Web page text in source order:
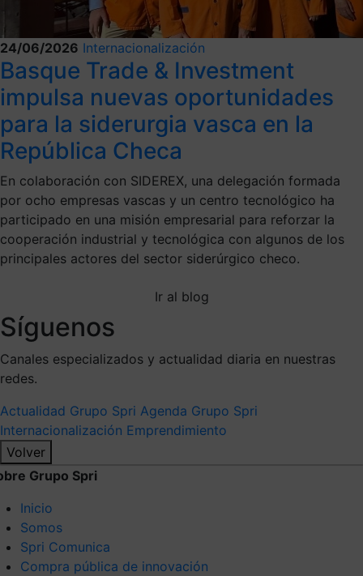
24/06/2026 Internacionalización
Basque Trade & Investment
impulsa nuevas oportunidades
para la siderurgia vasca en la
República Checa
En colaboración con SIDEREX, una delegación formada
por ocho empresas vascas y un centro tecnológico ha
participado en una misión empresarial para reforzar la
cooperación industrial y tecnológica con algunos de los
principales actores del sector siderúrgico checo.
Ir al blog
Síguenos
Canales especializados y actualidad diaria en nuestras
redes.
Actualidad Grupo Spri Agenda Grupo Spri
Internacionalización Emprendimiento
Volver
Grupo Spri
Inicio
Somos
Spri Comunica
Compra pública de innovación